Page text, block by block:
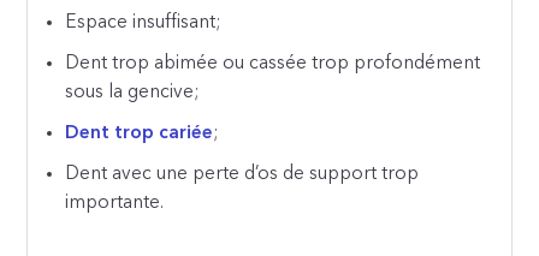
Espace insuffisant;
Dent trop abimée ou cassée trop profondément
sous la gencive;
Dent trop cariée;
Dent avec une perte d’os de support trop
importante.